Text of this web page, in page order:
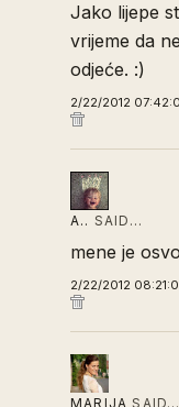
Jako lijepe
vrijeme da
odjeće. :)
2/22/2012
A.. SAID…
mene je
2/22/2012
MARIJA SAID…